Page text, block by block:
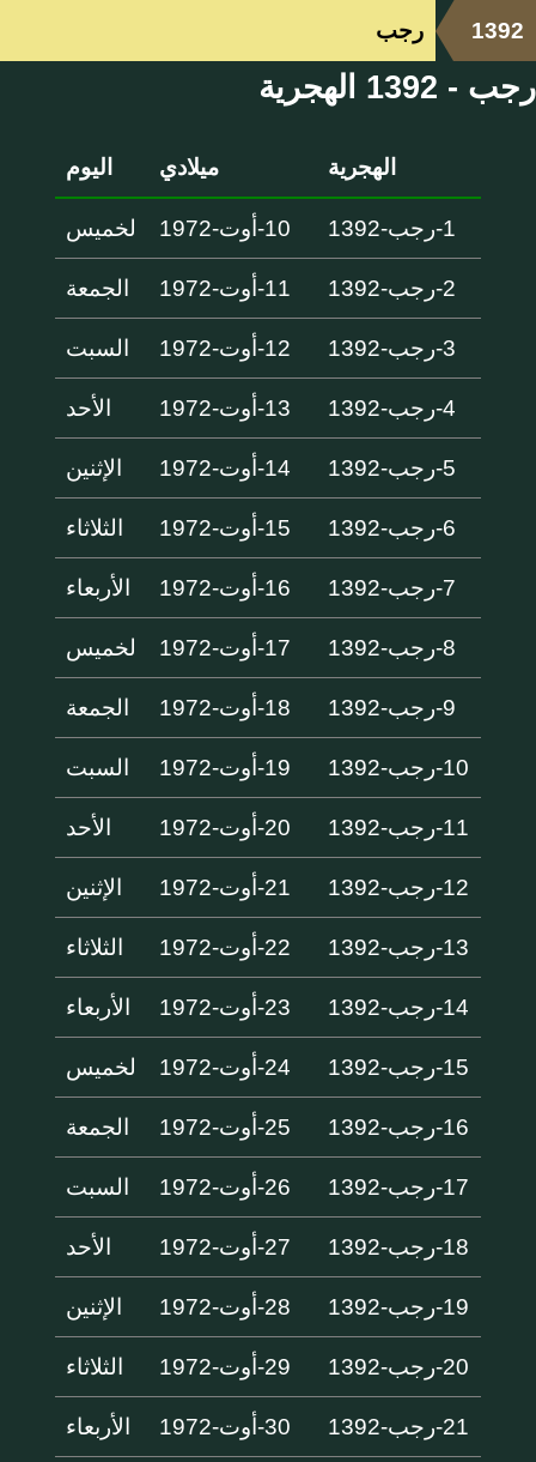
1392 رجب
رجب - 1392 الهجرية
الهجرية ميلادي اليوم
1-رجب-1392 10-أوت-1972 لخميس
2-رجب-1392 11-أوت-1972 الجمعة
3-رجب-1392 12-أوت-1972 السبت
4-رجب-1392 13-أوت-1972 الأحد
5-رجب-1392 14-أوت-1972 الإثنين
6-رجب-1392 15-أوت-1972 الثلاثاء
7-رجب-1392 16-أوت-1972 الأربعاء
8-رجب-1392 17-أوت-1972 لخميس
9-رجب-1392 18-أوت-1972 الجمعة
10-رجب-1392 19-أوت-1972 السبت
11-رجب-1392 20-أوت-1972 الأحد
12-رجب-1392 21-أوت-1972 الإثنين
13-رجب-1392 22-أوت-1972 الثلاثاء
14-رجب-1392 23-أوت-1972 الأربعاء
15-رجب-1392 24-أوت-1972 لخميس
16-رجب-1392 25-أوت-1972 الجمعة
17-رجب-1392 26-أوت-1972 السبت
18-رجب-1392 27-أوت-1972 الأحد
19-رجب-1392 28-أوت-1972 الإثنين
20-رجب-1392 29-أوت-1972 الثلاثاء
21-رجب-1392 30-أوت-1972 الأربعاء